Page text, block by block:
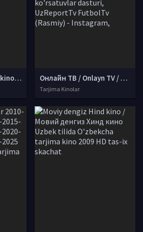
Taqdirni aldab (Hind kino Uzbek tilida) ¦ Такдирни алдаб (Хинд кино Узбек тилида) HD skachat Онлайн ТВ / Onlayn TV / Futbol tv jonli efir, Futbol TV - Прямой эфир Tas-ix Онлайн Tv Смотреть онлайн, Futbol TV » Онлайн ТВ и Радио в TAS-IX! - ZTV.uz, Futbol TV va UzReport telekanal ko'rsatuvlar dasturi, UzReportTv FutbolTv (Rasmiy) - Instagram,
Tarjima Kinolar